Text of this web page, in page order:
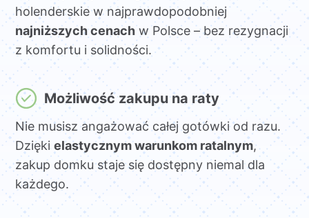
holenderskie w najprawdopodobniej
najniższych cenachw Polsce – bez rezygnacji
z komfortu i solidności.
Możliwość zakupu na raty
Nie musisz angażować całej gotówki od razu.
Dziękielastycznym warunkom ratalnym,
zakup domku staje się dostępny niemal dla
każdego.